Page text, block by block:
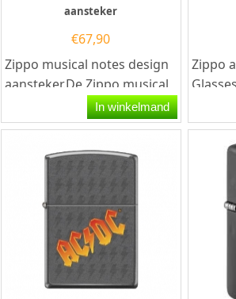
aansteker
€67,90
Zippo musical notes design
aansteker.De Zippo musical
notes design aansteker
heeft een hoogglans...
In winkelmand
Zippo
is